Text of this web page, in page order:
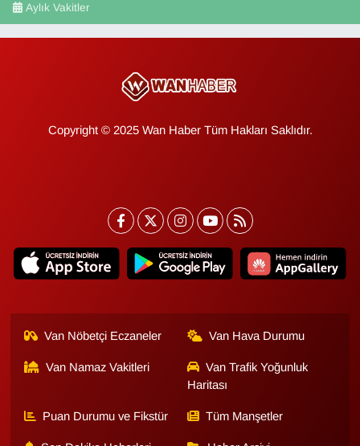
Aylık Vakitler
Copyright © 2025 Wan Haber Tüm Hakları Saklıdır.
Van Nöbetçi Eczaneler Van Hava Durumu
Van Namaz Vakitleri
Van Trafik Yoğunluk
Haritası
Puan Durumu ve Fikstür Tüm Manşetler